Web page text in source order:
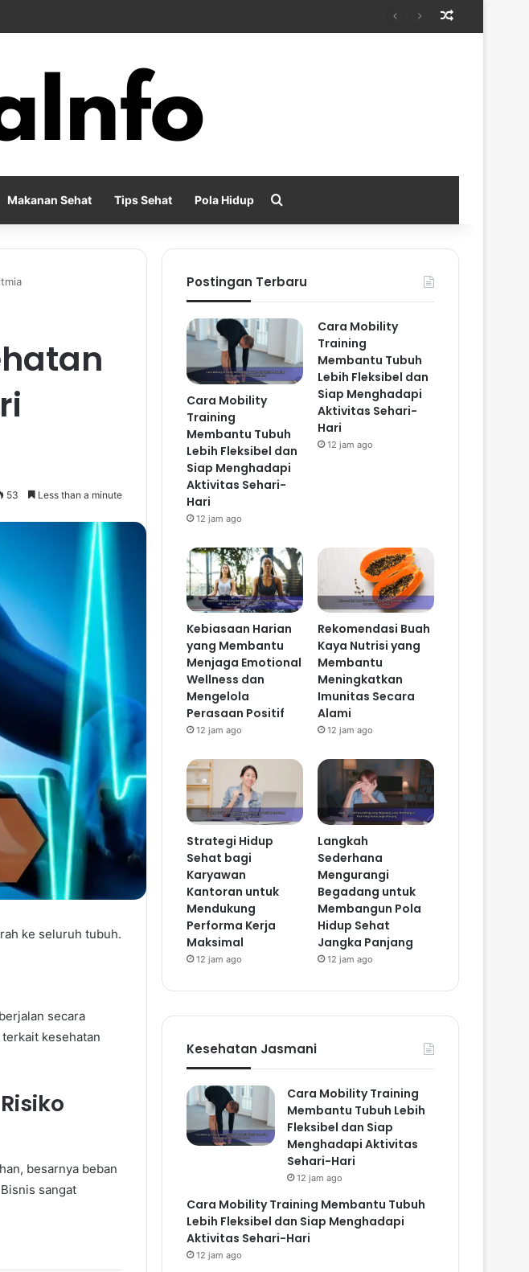
dan Siap Menghadapi Aktivitas Sehari-Hari
Makanan Sehat Tips Sehat Pola Hidup
53 Less than a minute
ke seluruh tubuh.
secara
kesehatan
besarnya beban
sangat
Postingan Terbaru
Cara Mobility
Training
Membantu Tubuh
Lebih Fleksibel dan
Siap Menghadapi
Aktivitas Sehari-
Hari
12 jam ago
Cara Mobility
Training
Membantu Tubuh
Lebih Fleksibel dan
Siap Menghadapi
Aktivitas Sehari-
Hari
12 jam ago
Kebiasaan Harian
yang Membantu
Menjaga Emotional
Wellness dan
Mengelola
Perasaan Positif
12 jam ago
Rekomendasi Buah
Kaya Nutrisi yang
Membantu
Meningkatkan
Imunitas Secara
Alami
12 jam ago
Strategi Hidup
Sehat bagi
Karyawan
Kantoran untuk
Mendukung
Performa Kerja
Maksimal
12 jam ago
Langkah
Sederhana
Mengurangi
Begadang untuk
Membangun Pola
Hidup Sehat
Jangka Panjang
12 jam ago
Kesehatan Jasmani
Cara Mobility Training
Membantu Tubuh Lebih
Fleksibel dan Siap
Menghadapi Aktivitas
Sehari-Hari
12 jam ago
Cara Mobility Training Membantu Tubuh
Lebih Fleksibel dan Siap Menghadapi
Aktivitas Sehari-Hari
12 jam ago